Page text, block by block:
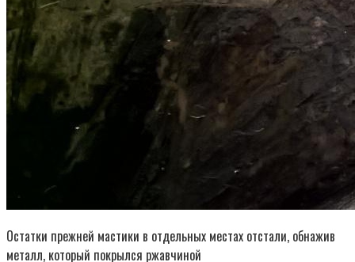
Остатки прежней мастики в отдельных местах отстали, обнажив
металл, который покрылся ржавчиной